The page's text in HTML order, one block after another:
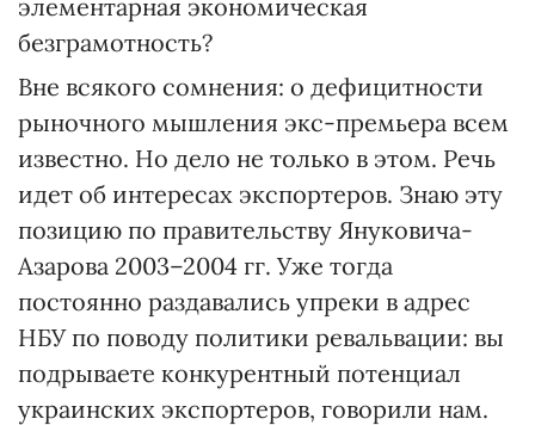
элементарная экономическая
безграмотность?
Вне всякого сомнения: о дефицитности
рыночного мышления экс-премьера всем
известно. Но дело не только в этом. Речь
идет об интересах экспортеров. Знаю эту
позицию по правительству Януковича-
Азарова 2003–2004 гг. Уже тогда
постоянно раздавались упреки в адрес
НБУ по поводу политики ревальвации: вы
подрываете конкурентный потенциал
украинских экспортеров, говорили нам.